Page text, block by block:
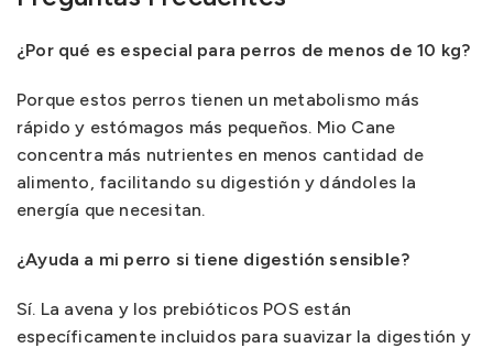
¿Por qué es especial para perros de menos de 10 kg?
Porque estos perros tienen un metabolismo más
rápido y estómagos más pequeños. Mio Cane
concentra más nutrientes en menos cantidad de
alimento, facilitando su digestión y dándoles la
energía que necesitan.
¿Ayuda a mi perro si tiene digestión sensible?
Sí. La avena y los prebióticos POS están
específicamente incluidos para suavizar la digestión y